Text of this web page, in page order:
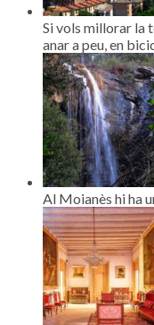
Si vols millorar la
anar a peu, en
Al Moianès hi ha